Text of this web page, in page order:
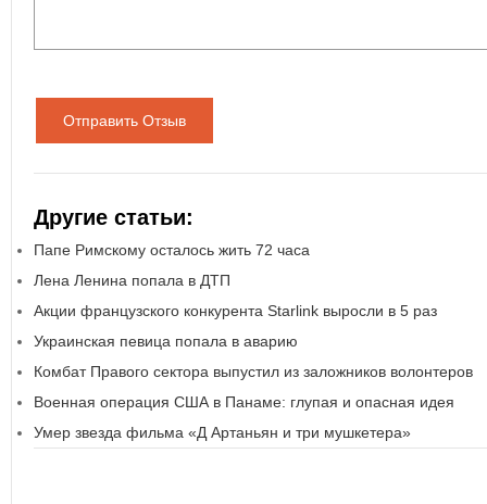
Отправить Отзыв
Другие статьи:
Папе Римскому осталось жить 72 часа
Лена Ленина попала в ДТП
Акции французского конкурента Starlink выросли в 5 раз
Украинская певица попала в аварию
Комбат Правого сектора выпустил из заложников волонтеров
Военная операция США в Панаме: глупая и опасная идея
Умер звезда фильма «Д Артаньян и три мушкетера»